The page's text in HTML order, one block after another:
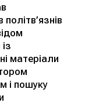
матеріали
і пошуку